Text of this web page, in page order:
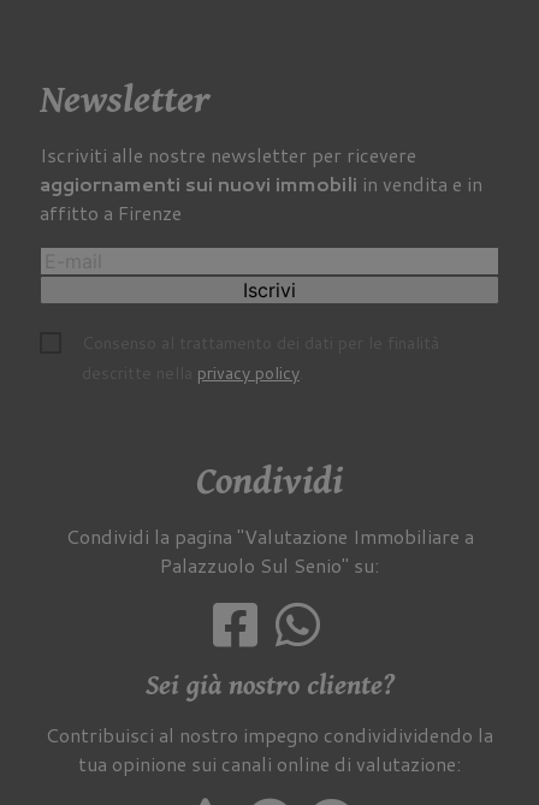
Newsletter
Iscriviti alle nostre newsletter per ricevere
aggiornamenti sui nuovi immobili in vendita e in
affitto a Firenze
Iscrivi
privacy policy.
Condividi
Condividi la pagina "Valutazione Immobiliare a
Palazzuolo Sul Senio" su:
Sei già nostro cliente?
Contribuisci al nostro impegno condividividendo la
tua opinione sui canali online di valutazione: